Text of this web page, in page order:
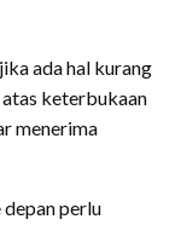
ada hal kurang
keterbukaan
menerima
depan perlu